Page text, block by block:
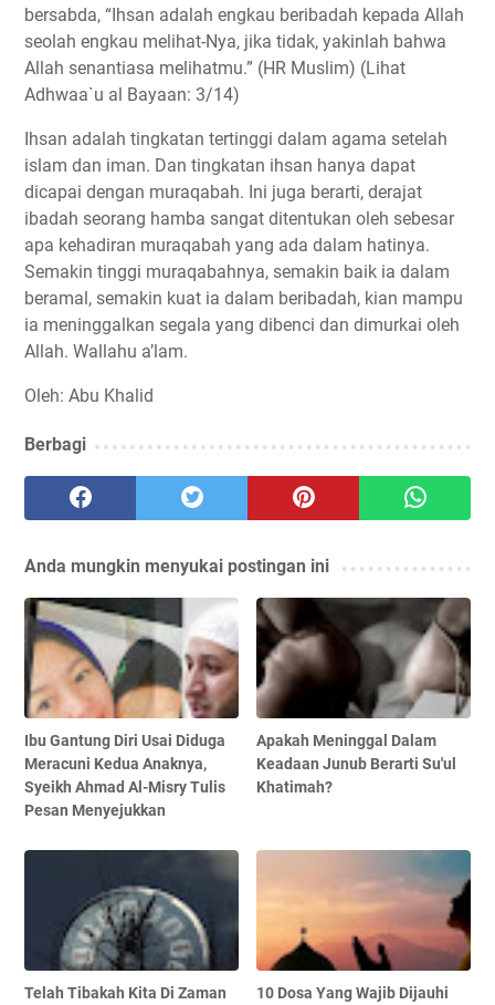
bersabda, “Ihsan adalah engkau beribadah kepada Allah
seolah engkau melihat-Nya, jika tidak, yakinlah bahwa
Allah senantiasa melihatmu.” (HR Muslim) (Lihat
Adhwaa`u al Bayaan: 3/14)
Ihsan adalah tingkatan tertinggi dalam agama setelah
islam dan iman. Dan tingkatan ihsan hanya dapat
dicapai dengan muraqabah. Ini juga berarti, derajat
ibadah seorang hamba sangat ditentukan oleh sebesar
apa kehadiran muraqabah yang ada dalam hatinya.
Semakin tinggi muraqabahnya, semakin baik ia dalam
beramal, semakin kuat ia dalam beribadah, kian mampu
ia meninggalkan segala yang dibenci dan dimurkai oleh
Allah. Wallahu a’lam.
Oleh: Abu Khalid
Berbagi
Anda mungkin menyukai postingan ini
Ibu Gantung Diri Usai Diduga
Meracuni Kedua Anaknya,
Syeikh Ahmad Al-Misry Tulis
Pesan Menyejukkan
Apakah Meninggal Dalam
Keadaan Junub Berarti Su'ul
Khatimah?
Telah Tibakah Kita Di Zaman
10 Dosa Yang Wajib Dijauhi